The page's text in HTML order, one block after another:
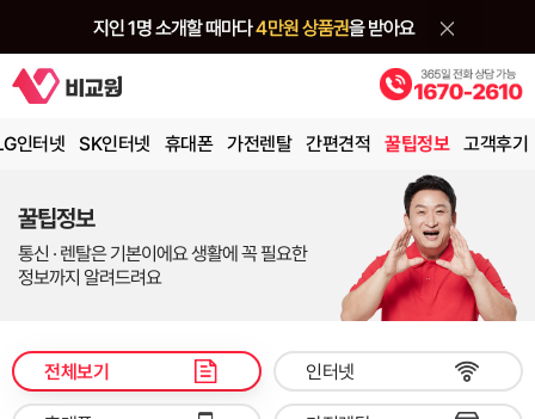
인터넷 SK인터넷 휴대폰 가전렌탈 간편견적 꿀팁정보 고객후기
꿀팁정보
통신 · 렌탈은 기본이에요 생활에 꼭 필요한
정보까지 알려드려요
전체보기 인터넷